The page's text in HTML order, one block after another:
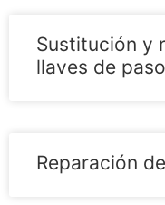
Sustitución y
llaves de
Reparación